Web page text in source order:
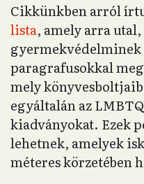
Cikkünkben arról
lista, amely arra
gyermekvédelminek
paragrafusokkal
mely
egyáltalán az
kiadványokat. Ezek
lehetnek, amelyek
méteres körzetében